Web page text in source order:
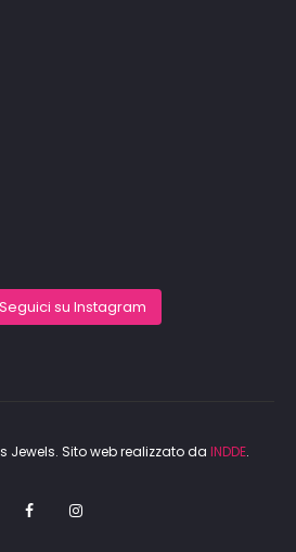
Seguici su Instagram
Jewels. Sito web realizzato da INDDE.
F
I